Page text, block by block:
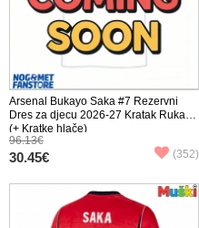
Arsenal Bukayo Saka #7 Rezervni
Dres za djecu 2026-27 Kratak Rukav
(+ Kratke hlače)
96.13€
30.45€ (352)